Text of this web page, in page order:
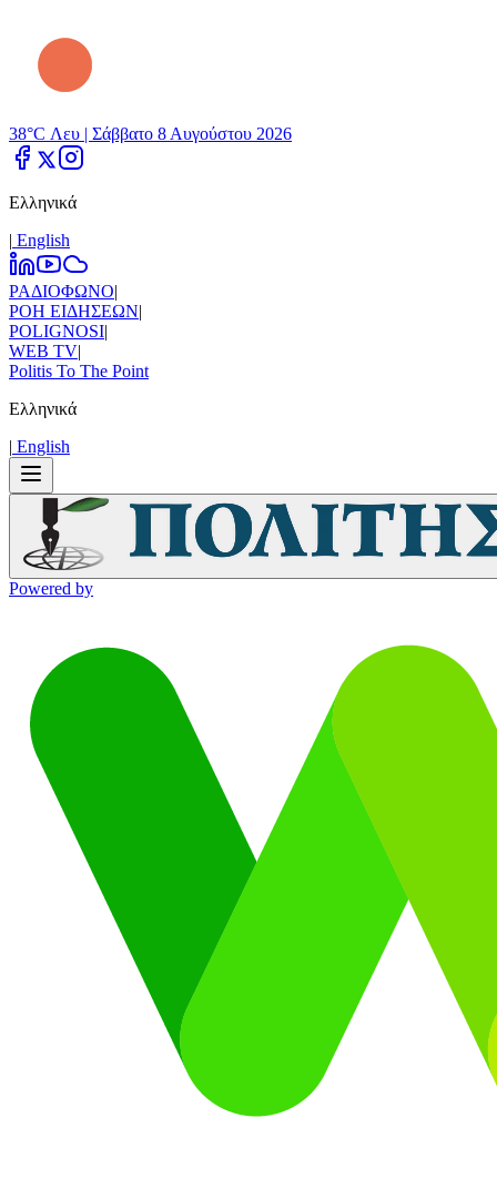
38°C Λευ | Σάββατο 8 Αυγούστου 2026
Ελληνικά
| Εnglish
ΡΑΔΙΟΦΩΝΟ|
ΡΟΗ ΕΙΔΗΣΕΩΝ|
POLIGNOSI|
WEB TV|
Politis To The Point
Ελληνικά
| Εnglish
Powered by